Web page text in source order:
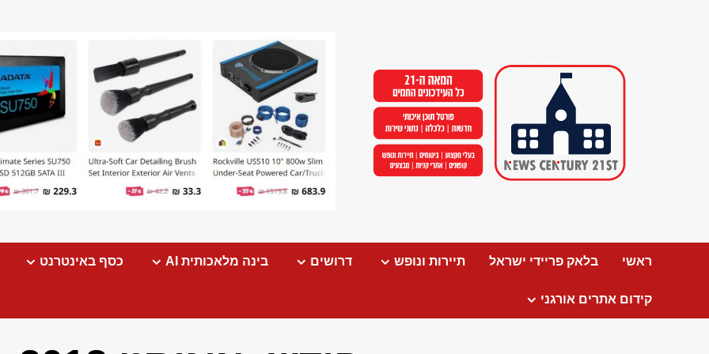
ראשי בלאק פריידי ישראל תיירות ונופש דרושים בינה מלאכותית AI כסף באינטרנט
קידום אתרים אורגני